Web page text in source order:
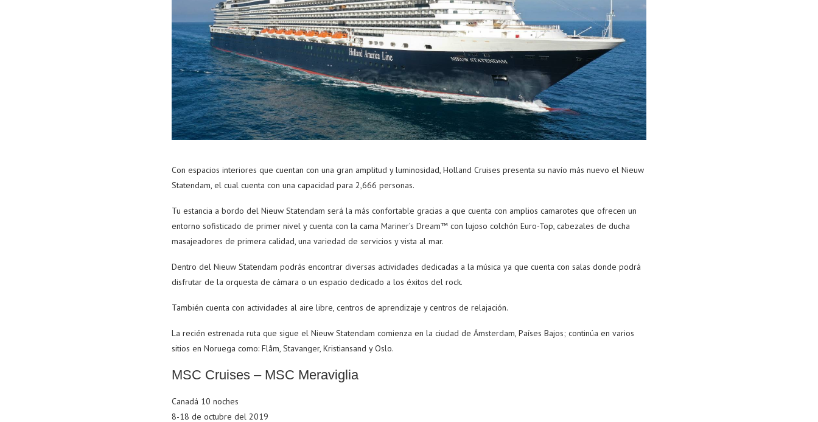
Con espacios interiores que cuentan con una gran amplitud y luminosidad, Holland Cruises presenta su navío más nuevo el Nieuw
Statendam, el cual cuenta con una capacidad para 2,666 personas.
Tu estancia a bordo del Nieuw Statendam será la más confortable gracias a que cuenta con amplios camarotes que ofrecen un
entorno sofisticado de primer nivel y cuenta con la cama Mariner’s Dream™ con lujoso colchón Euro-Top, cabezales de ducha
masajeadores de primera calidad, una variedad de servicios y vista al mar.
Dentro del Nieuw Statendam podrás encontrar diversas actividades dedicadas a la música ya que cuenta con salas donde podrá
disfrutar de la orquesta de cámara o un espacio dedicado a los éxitos del rock.
También cuenta con actividades al aire libre, centros de aprendizaje y centros de relajación.
La recién estrenada ruta que sigue el Nieuw Statendam comienza en la ciudad de Ámsterdam, Países Bajos; continúa en varios
sitios en Noruega como: Flåm, Stavanger, Kristiansand y Oslo.
MSC Cruises – MSC Meraviglia
Canadá 10 noches
8-18 de octubre del 2019